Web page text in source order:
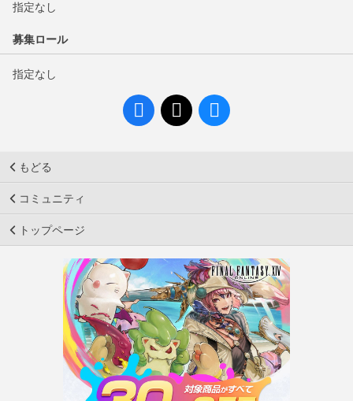
指定なし
募集ロール
指定なし
もどる
コミュニティ
トップページ